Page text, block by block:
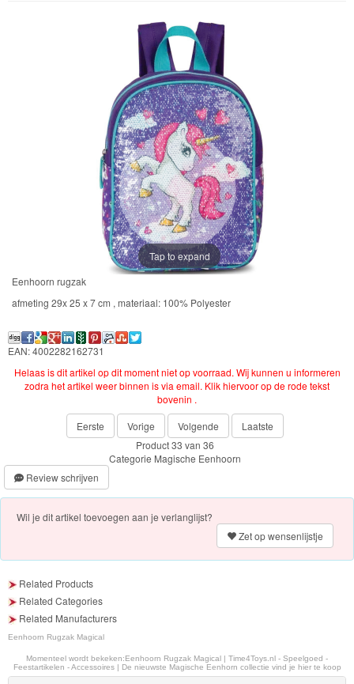
Fireman
Sam
Magische
Eenhoorn
Mickey
Minnie
Puzzels
Avengers
Spiderman
Disney
princess
Tap to expand
Eenhoorn rugzak
afmeting 29x 25 x 7 cm , materiaal: 100% Polyester
EAN: 4002282162731
Helaas is dit artikel op dit moment niet op voorraad. Wij kunnen u informeren
zodra het artikel weer binnen is via email. Klik hiervoor op de rode tekst
bovenin .
Eerste
Vorige Volgende
Laatste
Product 33 van 36
Categorie Magische Eenhoorn
Review schrijven
Wil je dit artikel toevoegen aan je verlanglijst?
Zet op wensenlijstje
Related Products
Related Categories
Related Manufacturers
Eenhoorn Rugzak Magical
Momenteel wordt bekeken:Eenhoorn Rugzak Magical | Time4Toys.nl - Speelgoed -
Feestartikelen - Accessoires | De nieuwste Magische Eenhorn collectie vind je hier te koop